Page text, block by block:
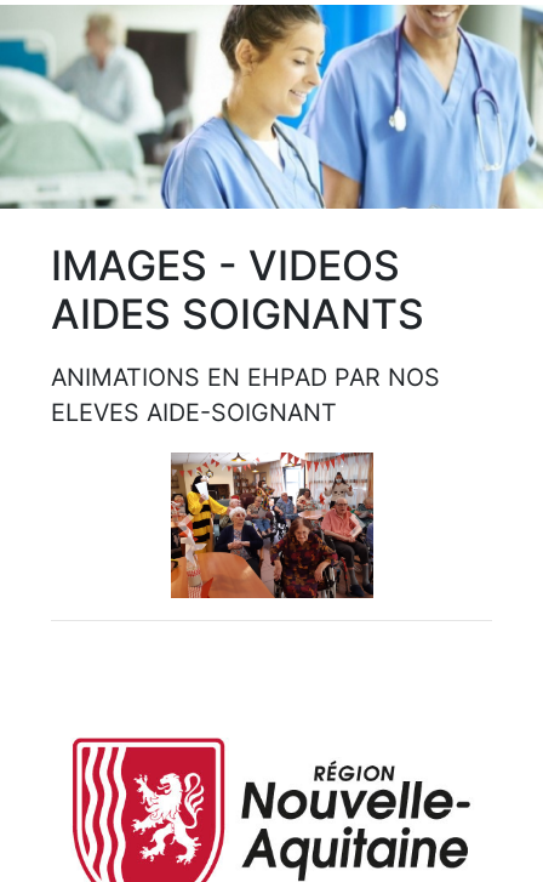
IMAGES - VIDEOS
AIDES SOIGNANTS
ANIMATIONS EN EHPAD PAR NOS
ELEVES AIDE-SOIGNANT
Previous Next